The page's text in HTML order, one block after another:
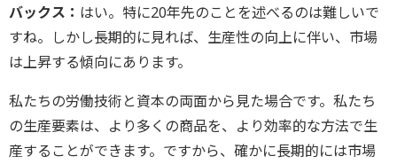
バックス： はい。特に20年先のことを述べるのは難しいで
すね。しかし長期的に見れば、生産性の向上に伴い、市場
は上昇する傾向にあります。
私たちの労働技術と資本の両面から見た場合です。私たち
の生産要素は、より多くの商品を、より効率的な方法で生
産することができます。ですから、確かに長期的には市場